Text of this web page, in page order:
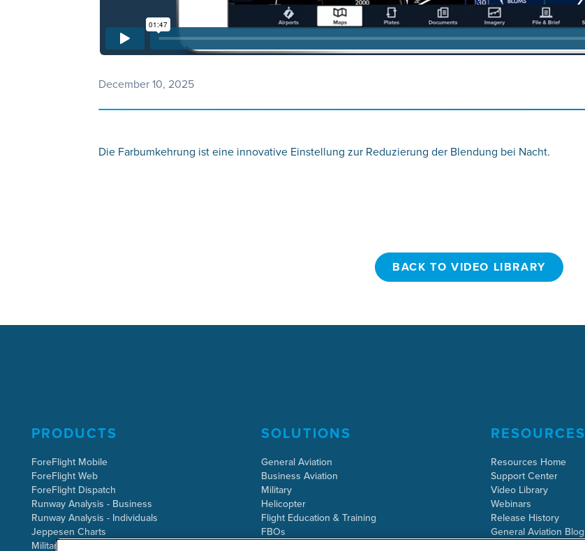
December 10, 2025
Die Farbumkehrung ist eine innovative Einstellung zur Reduzierung der Blendung bei Nacht.
BACK TO VIDEO LIBRARY
PRODUCTS
ForeFlight Mobile
ForeFlight Web
ForeFlight Dispatch
Runway Analysis - Business
Runway Analysis - Individuals
Jeppesen Charts
Military Flight Bag
SOLUTIONS
General Aviation
Business Aviation
Military
Helicopter
Flight Education & Training
FBOs
RESOURCES
Resources Home
Support Center
Video Library
Webinars
Release History
General Aviation Blog